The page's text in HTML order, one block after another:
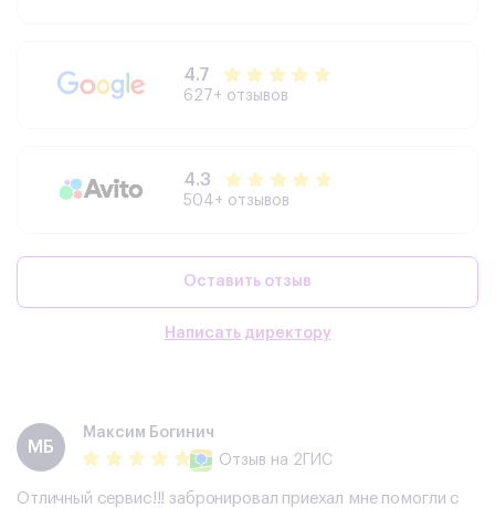
4.7
627+ отзывов
4.3
504+ отзывов
Оставить отзыв
Написать директору
МБ
Максим Богинич
Отзыв на 2ГИС
Отличный сервис!!! забронировал приехал мне помогли с